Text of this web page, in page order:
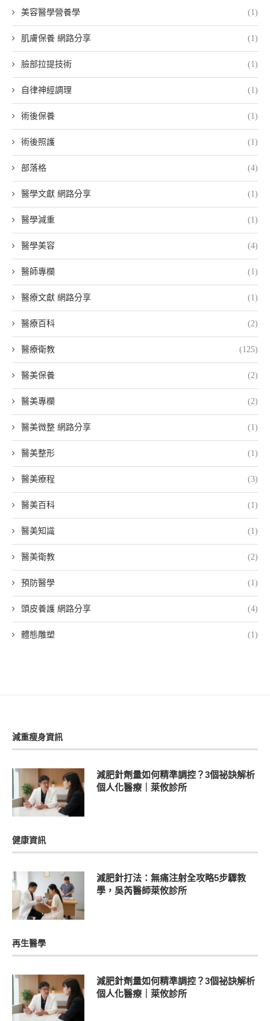
美容醫學營養學 (1)
肌膚保養 網路分享 (1)
臉部拉提技術 (1)
自律神經調理 (1)
術後保養 (1)
術後照護 (1)
部落格 (4)
醫學文獻 網路分享 (1)
醫學減重 (1)
醫學美容 (4)
醫師專欄 (1)
醫療文獻 網路分享 (1)
醫療百科 (2)
醫療衛教 (125)
醫美保養 (2)
醫美專欄 (2)
醫美微整 網路分享 (1)
醫美整形 (1)
醫美療程 (3)
醫美百科 (1)
醫美知識 (1)
醫美衛教 (2)
預防醫學 (1)
頭皮養護 網路分享 (4)
體態雕塑 (1)
減重瘦身資訊
減肥針劑量如何精準調控？3個祕訣解析
個人化醫療｜萊攸診所
健康資訊
減肥針打法：無痛注射全攻略5步驟教
學，吳芮醫師萊攸診所
再生醫學
減肥針劑量如何精準調控？3個祕訣解析
個人化醫療｜萊攸診所